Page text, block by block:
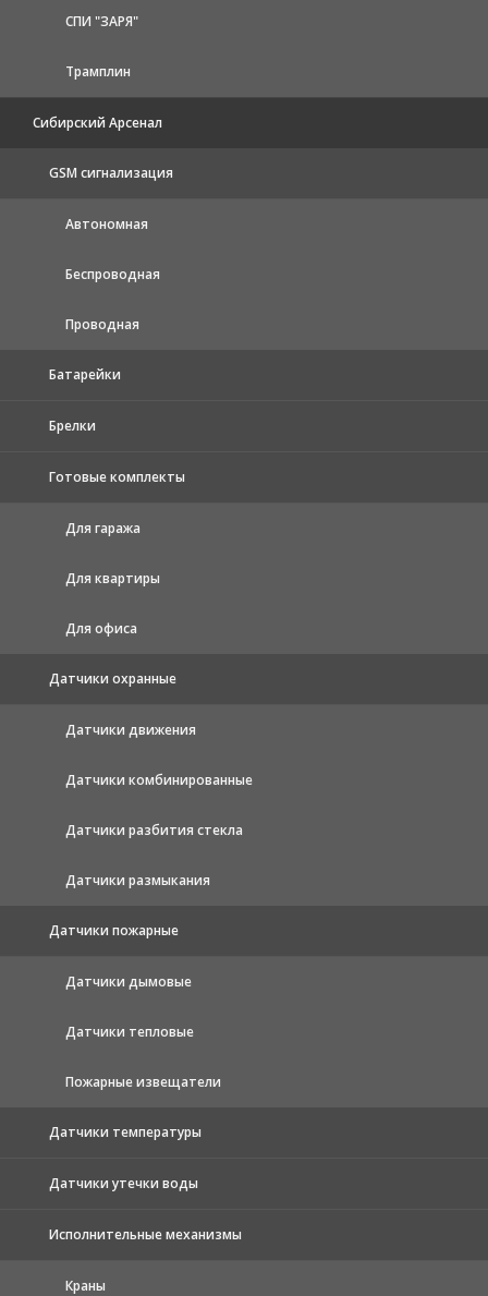
СПИ "ЗАРЯ"
Трамплин
Сибирский Арсенал
GSM сигнализация
Автономная
Беспроводная
Проводная
Батарейки
Брелки
Готовые комплекты
Для гаража
Для квартиры
Для офиса
Датчики охранные
Датчики движения
Датчики комбинированные
Датчики разбития стекла
Датчики размыкания
Датчики пожарные
Датчики дымовые
Датчики тепловые
Пожарные извещатели
Датчики температуры
Датчики утечки воды
Исполнительные механизмы
Краны